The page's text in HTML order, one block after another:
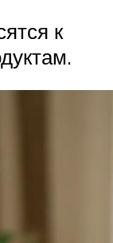
к